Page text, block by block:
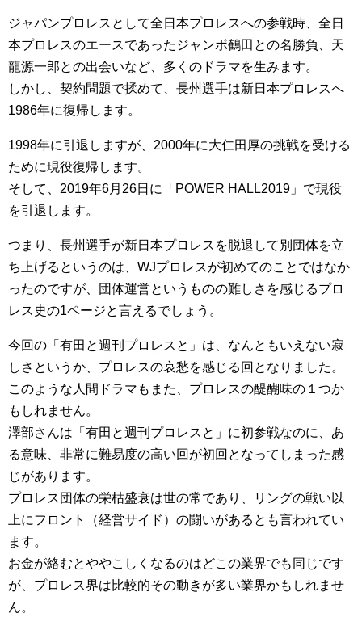
ジャパンプロレスとして全日本プロレスへの参戦時、全日
本プロレスのエースであったジャンボ鶴田との名勝負、天
龍源一郎との出会いなど、多くのドラマを生みます。
しかし、契約問題で揉めて、長州選手は新日本プロレスへ
1986年に復帰します。
1998年に引退しますが、2000年に大仁田厚の挑戦を受ける
ために現役復帰します。
そして、2019年6月26日に「POWER HALL2019」で現役
を引退します。
つまり、長州選手が新日本プロレスを脱退して別団体を立
ち上げるというのは、WJプロレスが初めてのことではなか
ったのですが、団体運営というものの難しさを感じるプロ
レス史の1ページと言えるでしょう。
今回の「有田と週刊プロレスと」は、なんともいえない寂
しさというか、プロレスの哀愁を感じる回となりました。
このような人間ドラマもまた、プロレスの醍醐味の１つか
もしれません。
澤部さんは「有田と週刊プロレスと」に初参戦なのに、あ
る意味、非常に難易度の高い回が初回となってしまった感
じがあります。
プロレス団体の栄枯盛衰は世の常であり、リングの戦い以
上にフロント（経営サイド）の闘いがあるとも言われてい
ます。
お金が絡むとややこしくなるのはどこの業界でも同じです
が、プロレス界は比較的その動きが多い業界かもしれませ
ん。